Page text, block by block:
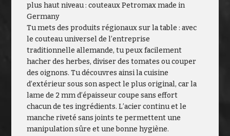
plus haut niveau : couteaux Petromax made in
Germany
Tu mets des produits régionaux sur la table : avec
le couteau universel de l’entreprise
traditionnelle allemande, tu peux facilement
hacher des herbes, diviser des tomates ou couper
des oignons. Tu découvres ainsi la cuisine
d’extérieur sous son aspect le plus original, car la
lame de 2 mm d’épaisseur coupe sans effort
chacun de tes ingrédients. L’acier continu et le
manche riveté sans joints te permettent une
manipulation sûre et une bonne hygiène.